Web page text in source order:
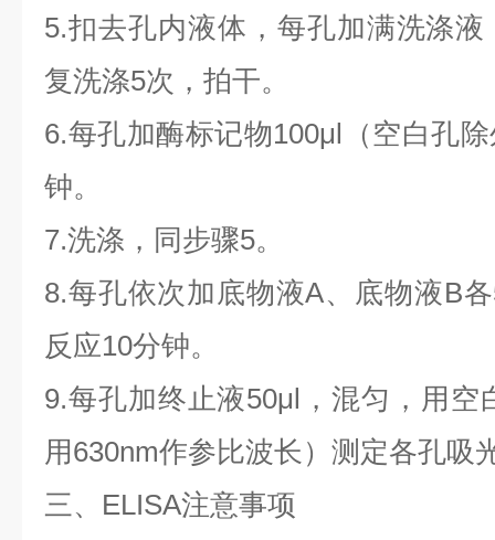
5.扣去孔内液体，每孔加满洗涤
复洗涤5次，拍干。
6.每孔加酶标记物100μl（空白孔
钟。
7.洗涤，同步骤5。
8.每孔依次加底物液A、底物液B
反应10分钟。
9.每孔加终止液50μl，混匀，用空
用630nm作参比波长）测定各孔吸
三、ELISA注意事项